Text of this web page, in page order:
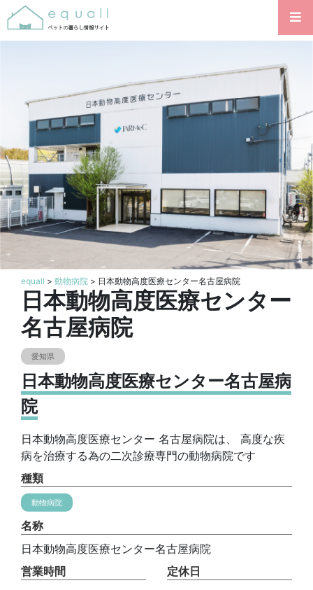
equall > 動物病院 > 日本動物高度医療センター名古屋病院
日本動物高度医療センター
名古屋病院
愛知県
日本動物高度医療センター名古屋病
院
日本動物高度医療センター 名古屋病院は、 高度な疾
病を治療する為の二次診療専門の動物病院です
種類
動物病院
名称
日本動物高度医療センター名古屋病院
営業時間
定休日